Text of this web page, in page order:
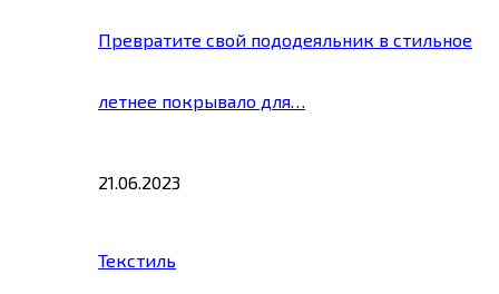
Превратите свой пододеяльник в стильное
летнее покрывало для…
21.06.2023
Текстиль